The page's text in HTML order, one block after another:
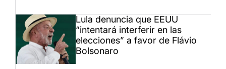
Lula denuncia que EEUU
“intentará interferir en las
elecciones” a favor de Flávio
Bolsonaro